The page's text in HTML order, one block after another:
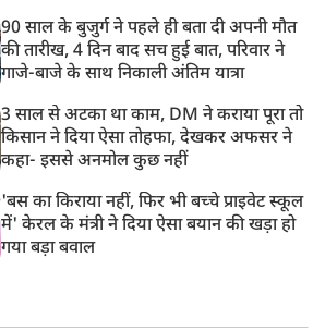
90 साल के बुजुर्ग ने पहले ही बता दी अपनी मौत
की तारीख, 4 दिन बाद सच हुई बात, परिवार ने
गाजे-बाजे के साथ निकाली अंतिम यात्रा
3 साल से अटका था काम, DM ने कराया पूरा तो
किसान ने दिया ऐसा तोहफा, देखकर अफसर ने
कहा- इससे अनमोल कुछ नहीं
'बस का किराया नहीं, फिर भी बच्चे प्राइवेट स्कूल
में' केरल के मंत्री ने दिया ऐसा बयान की खड़ा हो
गया बड़ा बवाल